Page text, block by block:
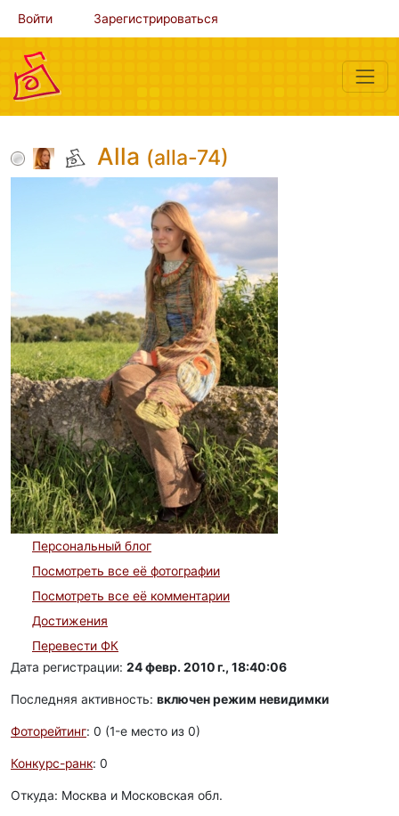
Войти Зарегистрироваться
Alla (alla-74)
Персональный блог
Посмотреть все её фотографии
Посмотреть все её комментарии
Достижения
Перевести ФК
Дата регистрации: 24 февр. 2010 г., 18:40:06
Последняя активность: включен режим невидимки
Фоторейтинг: 0 (1-e место из 0)
Конкурс-ранк: 0
Откуда: Москва и Московская обл.